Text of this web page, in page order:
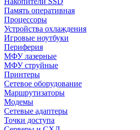
Память оперативная
Процессоры
Устройства охлаждения
Игровые ноутбуки
Периферия
МФУ лазерные
МФУ струйные
Принтеры
Сетевое оборудование
Маршрутизаторы
Модемы
Сетевые адаптеры
Точки доступа